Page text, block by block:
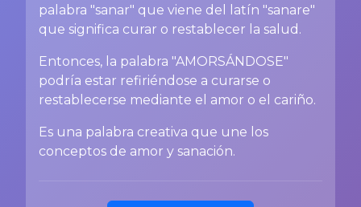
palabra "sanar" que viene del latín "sanare"
que significa curar o restablecer la salud.
Entonces, la palabra "AMORSÁNDOSE"
podría estar refiriéndose a curarse o
restablecerse mediante el amor o el cariño.
Es una palabra creativa que une los
conceptos de amor y sanación.